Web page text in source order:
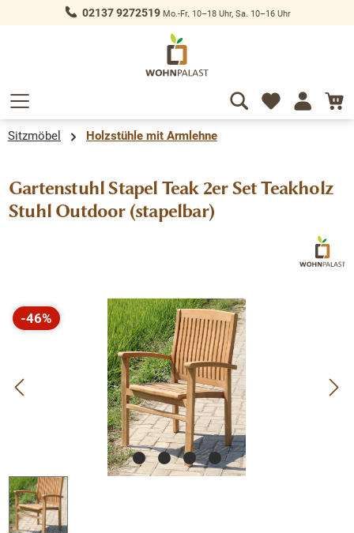
springen 02137 9272519Mo.-Fr. 10–18 Uhr, Sa. 10–16 Uhr
Sitzmöbel Holzstühle mit Armlehne
Gartenstuhl Stapel Teak 2er Set Teakholz
Stuhl Outdoor (stapelbar)
Bildergalerie überspringen
-46%
Rabatt